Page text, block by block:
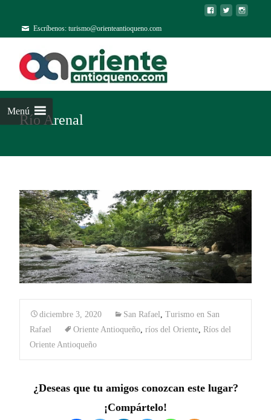
Escríbenos: turismo@orienteantioqueno.com
Menú
Río Arenal
diciembre 3, 2020 San Rafael Turismo en San
Rafael
Oriente Antioqueño ríos del Oriente Ríos del
Oriente Antioqueño
¿Deseas que tu amigos conozcan este lugar?
¡Compártelo!